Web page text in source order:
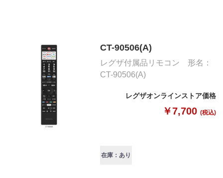
CT-90506(A)
レグザ付属品リモコン 形名：
CT-90506(A)
レグザオンラインストア価格
￥7,700 (税込)
在庫：あり